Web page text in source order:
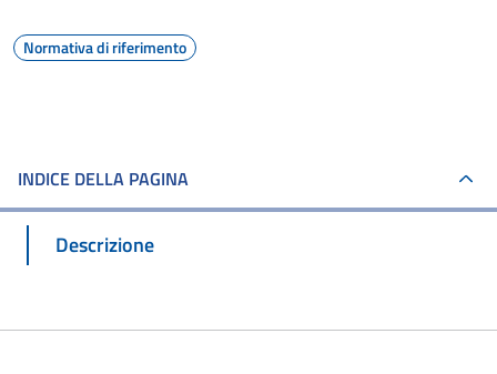
Normativa di riferimento
INDICE DELLA PAGINA
Descrizione